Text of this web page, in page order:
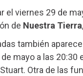
el viernes 29 de
de Nuestra Tierra
también aparece
mayo a las
Otra de las